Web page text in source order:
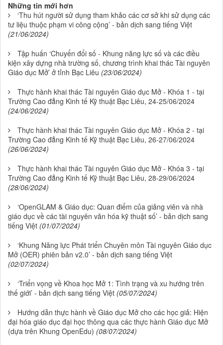
Những tin mới hơn
‘Thu hút người sử dụng tham khảo các cơ sở khi sử dụng các
tư liệu thuộc phạm vi công cộng’ - bản dịch sang tiếng Việt
(21/06/2024)
Tập huấn ‘Chuyển đổi số - Khung năng lực số và các điều
kiện xây dựng nhà trường số, chương trình khai thác Tài nguyên
Giáo dục Mở’ ở tỉnh Bạc Liêu (23/06/2024)
Thực hành khai thác Tài nguyên Giáo dục Mở - Khóa 1 - tại
Trường Cao đẳng Kinh tế Kỹ thuật Bạc Liêu, 24-25/06/2024
(24/06/2024)
Thực hành khai thác Tài nguyên Giáo dục Mở - Khóa 2 - tại
Trường Cao đẳng Kinh tế Kỹ thuật Bạc Liêu, 26-27/06/2024
(26/06/2024)
Thực hành khai thác Tài nguyên Giáo dục Mở - Khóa 3 - tại
Trường Cao đẳng Kinh tế Kỹ thuật Bạc Liêu, 28-29/06/2024
(28/06/2024)
‘OpenGLAM & Giáo dục: Quan điểm của giảng viên và nhà
giáo dục về các tài nguyên văn hóa kỹ thuật số’ - bản dịch sang
tiếng Việt (01/07/2024)
‘Khung Năng lực Phát triển Chuyên môn Tài nguyên Giáo dục
Mở (OER) phiên bản v2.0’ - bản dịch sang tiếng Việt
(02/07/2024)
‘Triển vọng về Khoa học Mở 1: Tình trạng và xu hướng trên
thế giới’ - bản dịch sang tiếng Việt (05/07/2024)
Hướng dẫn thực hành về Giáo dục Mở cho các học giả: Hiện
đại hóa giáo dục đại học thông qua các thực hành Giáo dục Mở
(dựa trên Khung OpenEdu) (08/07/2024)